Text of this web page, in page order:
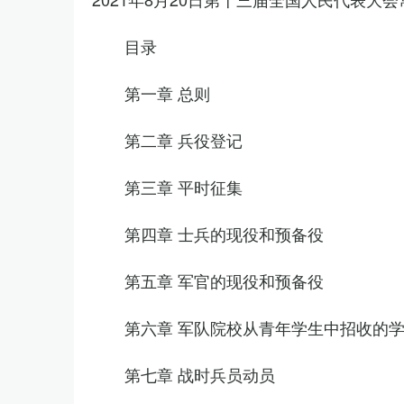
目录
第一章 总则
第二章 兵役登记
第三章 平时征集
第四章 士兵的现役和预备役
第五章 军官的现役和预备役
第六章 军队院校从青年学生中招收的
第七章 战时兵员动员